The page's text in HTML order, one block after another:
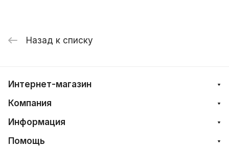
Назад к списку
Интернет-магазин
Компания
Информация
Помощь